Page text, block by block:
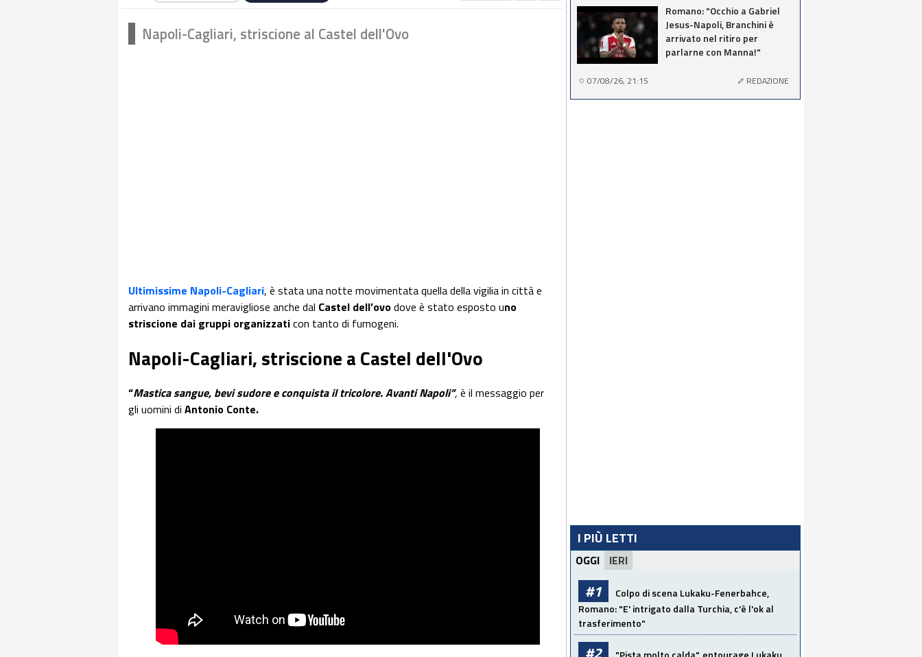
Napoli-Cagliari, striscione al Castel dell'Ovo
Ultimissime Napoli-Cagliari, è stata una notte movimentata quella della vigilia in città e
arrivano immagini meravigliose anche dal Castel dell’ovodove è stato esposto uno
striscione dai gruppi organizzaticon tanto di fumogeni.
Napoli-Cagliari, striscione a Castel dell'Ovo
“Mastica sangue, bevi sudore e conquista il tricolore. Avanti Napoli”, è il messaggio per
gli uomini di Antonio Conte.
Romano: "Occhio a Gabriel
Jesus-Napoli, Branchini è
arrivato nel ritiro per
parlarne con Manna!"
07/08/26, 21:15 REDAZIONE
I PIÙ LETTI
OGGI IERI
#1
Colpo di scena Lukaku-Fenerbahce,
Romano: "E' intrigato dalla Turchia, c'è l'ok al
trasferimento"